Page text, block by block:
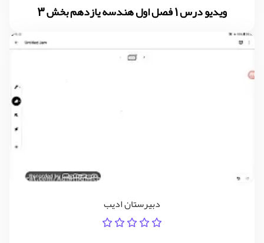
ویدیو درس 1 فصل اول هندسه یازدهم بخش 3
دبیرستان ادیب